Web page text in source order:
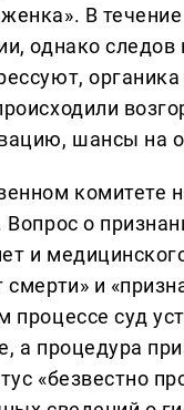
В
однако
шансы на
комитете
Вопрос о
и
смерти» и
процессе суд
а процедура
«безвестно